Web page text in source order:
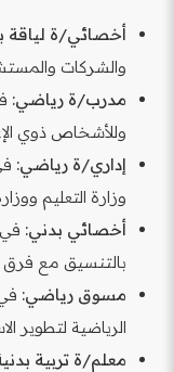
أخصائي/ة لياقة
والشركات
مدرب/ة رياضي:
وللأشخاص ذوي
إداري/ة رياضي:
وزارة التعليم
أخصائي بدني: في
بالتنسيق مع فرق
مسوق رياضي:
الرياضية لتطوير
معلم/ة تربية